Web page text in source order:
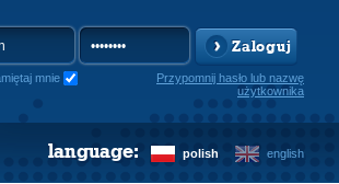
Zaloguj
mnie
Przypomnij hasło lub nazwę
użytkownika
polish english
language: